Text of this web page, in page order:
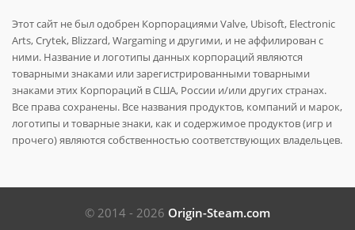
Этот сайт не был одобрен Корпорациями Valve, Ubisoft, Electronic
Arts, Crytek, Blizzard, Wargaming и другими, и не аффилирован с
ними. Название и логотипы данных корпораций являются
товарными знаками или зарегистрированными товарными
знаками этих Корпораций в США, России и/или других странах.
Все права сохранены. Все названия продуктов, компаний и марок,
логотипы и товарные знаки, как и содержимое продуктов (игр и
прочего) являются собственностью соответствующих владельцев.
© 2014 - 2026 Origin-Steam.com